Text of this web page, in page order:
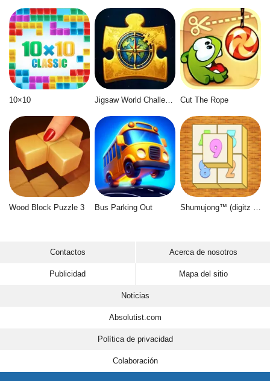
10×10 Jigsaw World Challenge Cut The Rope
Wood Block Puzzle 3 Bus Parking Out
Contactos Acerca de nosotros
Publicidad Mapa del sitio
Noticias
Absolutist.com
Política de privacidad
Colaboración